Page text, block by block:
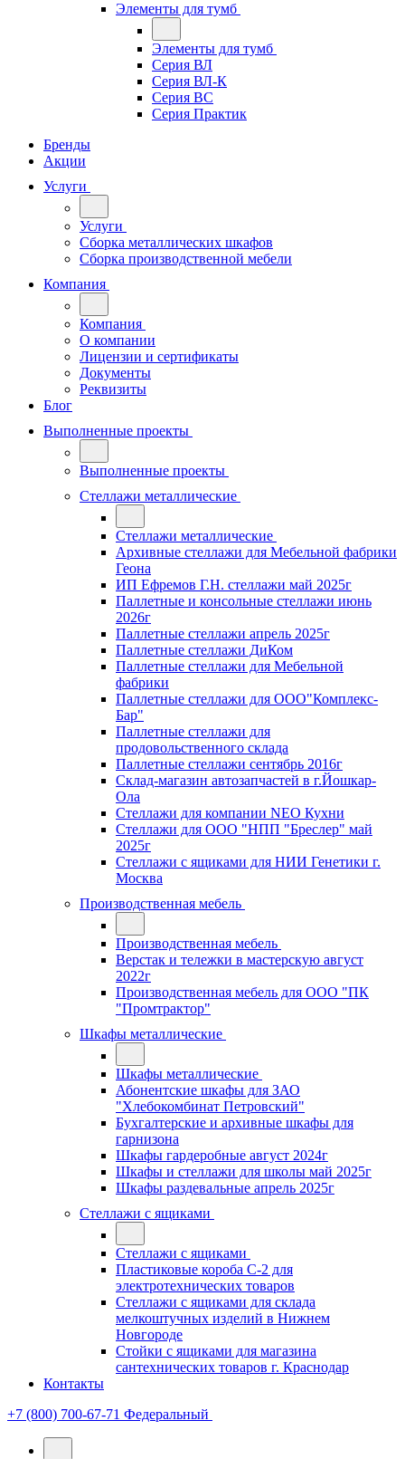
Элементы для тумб
Элементы для тумб
Серия ВЛ
Серия ВЛ-К
Серия ВС
Серия Практик
Бренды
Акции
Услуги
Услуги
Сборка металлических шкафов
Сборка производственной мебели
Компания
Компания
О компании
Лицензии и сертификаты
Документы
Реквизиты
Блог
Выполненные проекты
Выполненные проекты
Стеллажи металлические
Стеллажи металлические
Архивные стеллажи для Мебельной фабрики
Геона
ИП Ефремов Г.Н. стеллажи май 2025г
Паллетные и консольные стеллажи июнь
2026г
Паллетные стеллажи апрель 2025г
Паллетные стеллажи ДиКом
Паллетные стеллажи для Мебельной
фабрики
Паллетные стеллажи для ООО"Комплекс-
Бар"
Паллетные стеллажи для
продовольственного склада
Паллетные стеллажи сентябрь 2016г
Склад-магазин автозапчастей в г.Йошкар-
Ола
Стеллажи для компании NEO Кухни
Стеллажи для ООО "НПП "Бреслер" май
2025г
Стеллажи с ящиками для НИИ Генетики г.
Москва
Производственная мебель
Производственная мебель
Верстак и тележки в мастерскую август
2022г
Производственная мебель для ООО "ПК
"Промтрактор"
Шкафы металлические
Шкафы металлические
Абонентские шкафы для ЗАО
"Хлебокомбинат Петровский"
Бухгалтерские и архивные шкафы для
гарнизона
Шкафы гардеробные август 2024г
Шкафы и стеллажи для школы май 2025г
Шкафы раздевальные апрель 2025г
Стеллажи с ящиками
Стеллажи с ящиками
Пластиковые короба С-2 для
электротехнических товаров
Стеллажи с ящиками для склада
мелкоштучных изделий в Нижнем
Новгороде
Стойки с ящиками для магазина
сантехнических товаров г. Краснодар
Контакты
+7 (800) 700-67-71 Федеральный